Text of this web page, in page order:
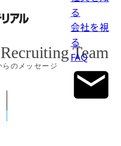
る
会社を視
る
FAQ
Team
らのメッセージ